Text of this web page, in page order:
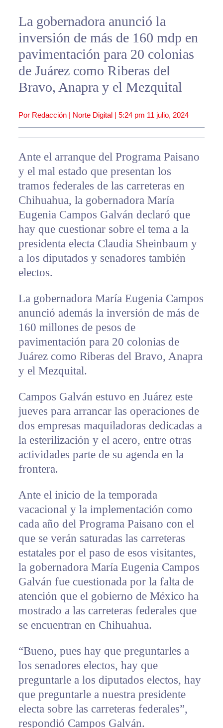
La gobernadora anunció la
inversión de más de 160 mdp en
pavimentación para 20 colonias
de Juárez como Riberas del
Bravo, Anapra y el Mezquital
Por Redacción | Norte Digital | 5:24 pm 11 julio, 2024
Ante el arranque del Programa Paisano
y el mal estado que presentan los
tramos federales de las carreteras en
Chihuahua, la gobernadora María
Eugenia Campos Galván declaró que
hay que cuestionar sobre el tema a la
presidenta electa Claudia Sheinbaum y
a los diputados y senadores también
electos.
La gobernadora María Eugenia Campos
anunció además la inversión de más de
160 millones de pesos de
pavimentación para 20 colonias de
Juárez como Riberas del Bravo, Anapra
y el Mezquital.
Campos Galván estuvo en Juárez este
jueves para arrancar las operaciones de
dos empresas maquiladoras dedicadas a
la esterilización y el acero, entre otras
actividades parte de su agenda en la
frontera.
Ante el inicio de la temporada
vacacional y la implementación como
cada año del Programa Paisano con el
que se verán saturadas las carreteras
estatales por el paso de esos visitantes,
la gobernadora María Eugenia Campos
Galván fue cuestionada por la falta de
atención que el gobierno de México ha
mostrado a las carreteras federales que
se encuentran en Chihuahua.
“Bueno, pues hay que preguntarles a
los senadores electos, hay que
preguntarle a los diputados electos, hay
que preguntarle a nuestra presidente
electa sobre las carreteras federales”,
respondió Campos Galván.